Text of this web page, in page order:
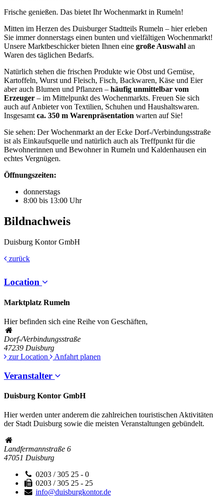
Frische genießen. Das bietet Ihr Wochenmarkt in Rumeln!
Mitten im Herzen des Duisburger Stadtteils Rumeln – hier erleben
Sie immer donnerstags einen bunten und vielfältigen Wochenmarkt!
Unsere Marktbeschicker bieten Ihnen eine große Auswahl an
Waren des täglichen Bedarfs.
Natürlich stehen die frischen Produkte wie Obst und Gemüse,
Kartoffeln, Wurst und Fleisch, Fisch, Backwaren, Käse und Eier
aber auch Blumen und Pflanzen – häufig unmittelbar vom
Erzeuger – im Mittelpunkt des Wochenmarkts. Freuen Sie sich
auch auf Anbieter von Textilien, Schuhen und Haushaltswaren.
Insgesamt ca. 350 m Warenpräsentation warten auf Sie!
Sie sehen: Der Wochenmarkt an der Ecke Dorf-/Verbindungsstraße
ist als Einkaufsquelle und natürlich auch als Treffpunkt für die
Bewohnerinnen und Bewohner in Rumeln und Kaldenhausen ein
echtes Vergnügen.
Öffnungszeiten:
donnerstags
8:00 bis 13:00 Uhr
Bildnachweis
Duisburg Kontor GmbH
zurück
Location
Marktplatz Rumeln
Hier befinden sich eine Reihe von Geschäften,
Dorf-/Verbindungsstraße
47239 Duisburg
zur Location
Anfahrt planen
Veranstalter
Duisburg Kontor GmbH
Hier werden unter anderem die zahlreichen touristischen Aktivitäten
der Stadt Duisburg sowie die meisten Veranstaltungen gebündelt.
Landfermannstraße 6
47051 Duisburg
0203 / 305 25 - 0
0203 / 305 25 - 25
info@duisburgkontor.de